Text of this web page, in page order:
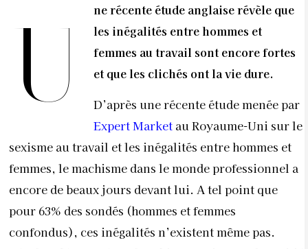
U
ne récente étude anglaise révèle que
les inégalités entre hommes et
femmes au travail sont encore fortes
et que les clichés ont la vie dure.
D’après une récente étude menée par
Expert Market au Royaume-Uni sur le
sexisme au travail et les inégalités entre hommes et
femmes, le machisme dans le monde professionnel a
encore de beaux jours devant lui. A tel point que
pour 63% des sondés (hommes et femmes
confondus), ces inégalités n’existent même pas.